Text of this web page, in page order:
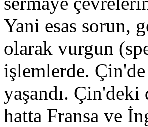
Yani esas sorun,
olarak vurgun
işlemlerde.
yaşandı.
hatta Fransa ve